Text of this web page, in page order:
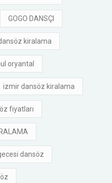
GOGO DANSÇI
kiralama
oryantal
izmir dansöz kiralama
fiyatları
dansöz